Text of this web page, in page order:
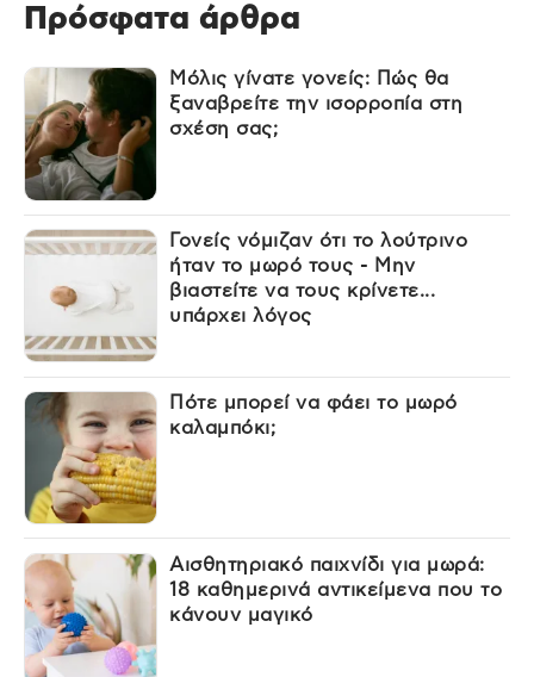
Πρόσφατα άρθρα
Μόλις γίνατε γονείς: Πώς θα
ξαναβρείτε την ισορροπία στη
σχέση σας;
Γονείς νόμιζαν ότι το λούτρινο
ήταν το μωρό τους - Μην
βιαστείτε να τους κρίνετε...
υπάρχει λόγος
Πότε μπορεί να φάει το μωρό
καλαμπόκι;
Αισθητηριακό παιχνίδι για μωρά:
18 καθημερινά αντικείμενα που το
κάνουν μαγικό